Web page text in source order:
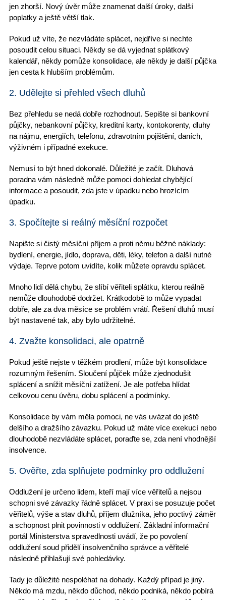
jen zhorší. Nový úvěr může znamenat další úroky, další
poplatky a ještě větší tlak.
Pokud už víte, že nezvládáte splácet, nejdříve si nechte
posoudit celou situaci. Někdy se dá vyjednat splátkový
kalendář, někdy pomůže konsolidace, ale někdy je další půjčka
jen cesta k hlubším problémům.
2. Udělejte si přehled všech dluhů
Bez přehledu se nedá dobře rozhodnout. Sepište sibankovní
půjčky, nebankovní půjčky, kreditní karty, kontokorenty, dluhy
na nájmu, energiích, telefonu, zdravotním pojištění, daních,
výživném i případné exekuce.
Nemusí to být hned dokonalé. Důležité je začít. Dluhová
poradnavám následně může pomoci dohledat chybějící
informacea posoudit, zda jste v úpadku nebo hrozícím
úpadku.
3. Spočítejte si reálný měsíční rozpočet
Napište si čistý měsíční příjem a proti němu běžné náklady:
bydlení, energie, jídlo, doprava, děti, léky, telefon a další nutné
výdaje. Teprve potom uvidíte, kolik můžete opravdu splácet.
Mnoho lidí dělá chybu, že slíbí věřiteli splátku, kterou reálně
nemůže dlouhodobě dodržet. Krátkodobě to může vypadat
dobře, ale za dva měsíce se problém vrátí. Řešení dluhůmusí
být nastavené tak, aby bylo udržitelné.
4. Zvažte konsolidaci, ale opatrně
Pokud ještě nejste v těžkém prodlení, může být konsolidace
rozumným řešením. Sloučení půjček může zjednodušit
splácení a snížit měsíční zatížení. Je ale potřeba hlídat
celkovou cenu úvěru, dobu splácení a podmínky.
Konsolidace by vám měla pomoci, ne vás uvázat do ještě
delšího a dražšího závazku. Pokud už máte více exekucí nebo
dlouhodobě nezvládáte splácet, poraďte se, zda není vhodnější
insolvence.
5. Ověřte, zda splňujete podmínky pro oddlužení
Oddlužení je určeno lidem, kteří mají více věřitelů a nejsou
schopni své závazky řádně splácet. V praxi se posuzuje počet
věřitelů, výše a stav dluhů, příjem dlužníka, jeho poctivý záměr
a schopnost plnit povinnosti v oddlužení. Základní informační
portál Ministerstva spravedlnosti uvádí, že po povolení
oddlužení soud přidělí insolvenčního správcea věřitelé
následně přihlašují své pohledávky.
Tady je důležité nespoléhat na dohady. Každý případ je jiný.
Někdo má mzdu, někdo důchod, někdo podniká, někdo pobírá